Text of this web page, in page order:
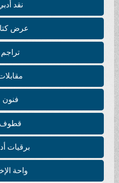
نقد أدبي
عرض كتاب
تراجم
مقابلات
فنون
قطوف
برقيات أدبية
واحة الإخاء